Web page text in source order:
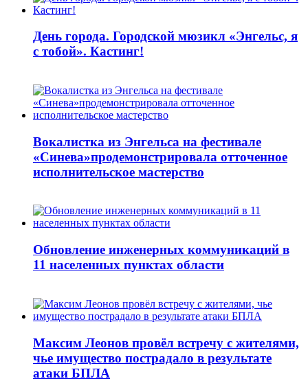
День города. Городской мюзикл «Энгельс, я
с тобой». Кастинг!
Вокалистка из Энгельса на фестивале
«Синева»продемонстрировала отточенное
исполнительское мастерство
Обновление инженерных коммуникаций в
11 населенных пунктах области
Максим Леонов провёл встречу с жителями,
чье имущество пострадало в результате
атаки БПЛА